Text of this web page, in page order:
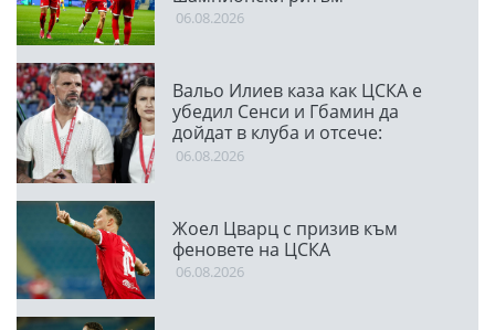
06.08.2026
Вальо Илиев каза как ЦСКА е
убедил Сенси и Гбамин да
дойдат в клуба и отсече:
Направихме изключителен
06.08.2026
Жоел Цварц с призив към
феновете на ЦСКА
06.08.2026